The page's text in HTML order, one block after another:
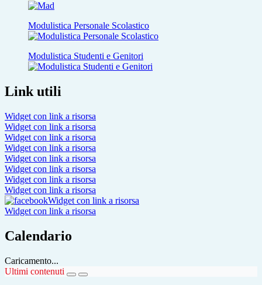
Modulistica Personale Scolastico
Modulistica Studenti e Genitori
Link utili
Widget con link a risorsa
Widget con link a risorsa
Widget con link a risorsa
Widget con link a risorsa
Widget con link a risorsa
Widget con link a risorsa
Widget con link a risorsa
Widget con link a risorsa
Widget con link a risorsa
Widget con link a risorsa
Calendario
Caricamento...
Ultimi contenuti